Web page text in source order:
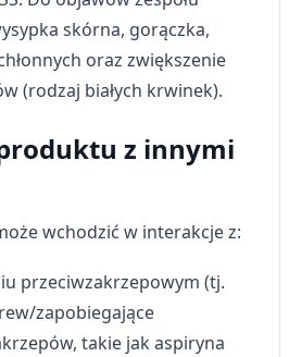
skórna, gorączka,
oraz zwiększenie
(rodzaj białych krwinek).
z innymi
wchodzić w interakcje z:
przeciwzakrzepowym (tj.
zapobiegające
takie jak aspiryna
personalizacji treści
w celu doboru
dzięki statystyce lub
źródeł
danych do